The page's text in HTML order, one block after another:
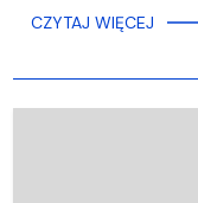
CZYTAJ WIĘCEJ